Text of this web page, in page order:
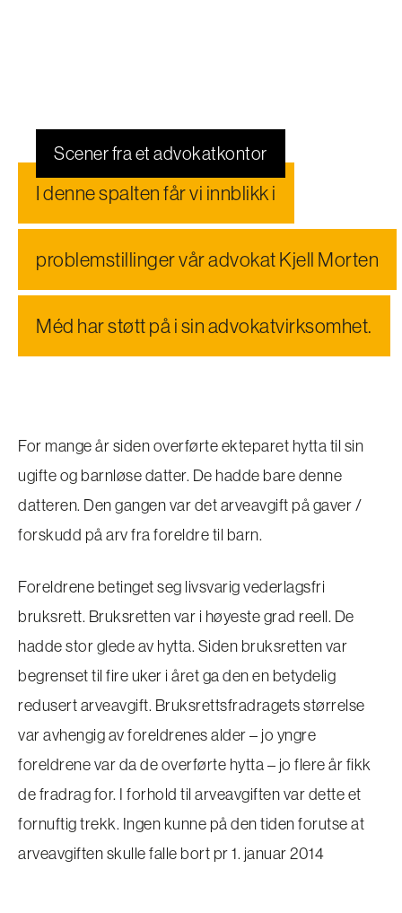
Scener fra et advokatkontor
I denne spalten får vi innblikk i
problemstillinger vår advokat Kjell Morten
Méd har støtt på i sin advokatvirksomhet.
For mange år siden overførte ekteparet hytta til sin
ugifte og barnløse datter. De hadde bare denne
datteren. Den gangen var det arveavgift på gaver /
forskudd på arv fra foreldre til barn.
Foreldrene betinget seg livsvarig vederlagsfri
bruksrett. Bruksretten var i høyeste grad reell. De
hadde stor glede av hytta. Siden bruksretten var
begrenset til fire uker i året ga den en betydelig
redusert arveavgift. Bruksrettsfradragets størrelse
var avhengig av foreldrenes alder – jo yngre
foreldrene var da de overførte hytta – jo flere år fikk
de fradrag for. I forhold til arveavgiften var dette et
fornuftig trekk. Ingen kunne på den tiden forutse at
arveavgiften skulle falle bort pr 1. januar 2014